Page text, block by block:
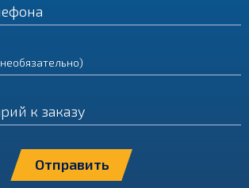
к заказу